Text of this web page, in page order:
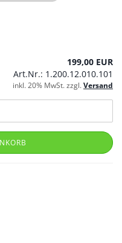
199,00 EUR
Art.Nr.: 1.200.12.010.101
inkl. 20% MwSt. zzgl.Versand